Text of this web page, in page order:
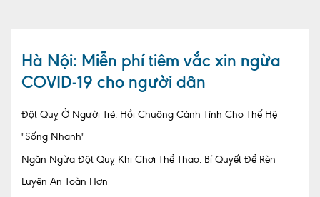
Đội ngũ y bác sĩ
Cơ sở vật chất
Quy trình khám bệnh tại Dr. Binh
Hà Nội: Miễn phí tiêm vắc xin ngừa
COVID-19 cho người dân
Đột Quỵ Ở Người Trẻ: Hồi Chuông Cảnh Tỉnh Cho Thế Hệ
"Sống Nhanh"
Ngăn Ngừa Đột Quỵ Khi Chơi Thể Thao. Bí Quyết Để Rèn
Luyện An Toàn Hơn